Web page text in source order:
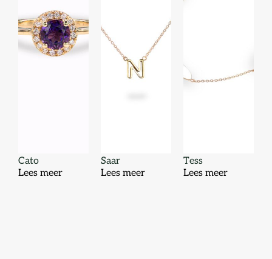
Cato
Lees meer
Saar
Lees meer
Tess
Lees meer